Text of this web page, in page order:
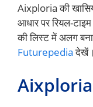
Aixploria की
आधार पर रियल-
की लिस्ट में अलग
Futurepediaदेखें।
Aixploria